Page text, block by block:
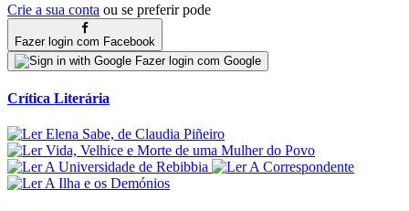
Crie a sua conta ou se preferir pode
Fazer login com Facebook
Fazer login com Google
Crítica Literária